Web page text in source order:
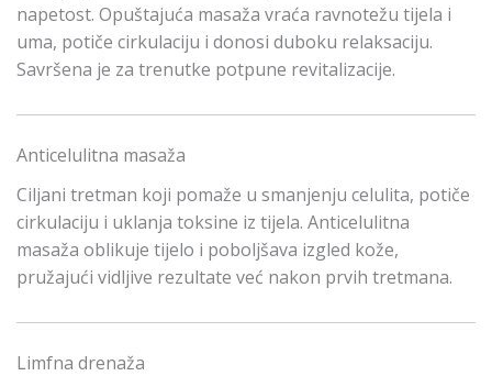
napetost. Opuštajuća masaža vraća ravnotežu tijela i
uma, potiče cirkulaciju i donosi duboku relaksaciju.
Savršena je za trenutke potpune revitalizacije.
Anticelulitna masaža
Ciljani tretman koji pomaže u smanjenju celulita, potiče
cirkulaciju i uklanja toksine iz tijela. Anticelulitna
masaža oblikuje tijelo i poboljšava izgled kože,
pružajući vidljive rezultate već nakon prvih tretmana.
Limfna drenaža